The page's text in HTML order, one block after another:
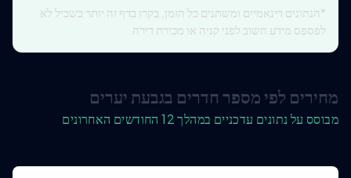
*הנתונים דינאמיים ומשתנים כל הזמן, בקרו בדף זה יותר בשביל לא
לפספס מידע חשוב לפני קניה או מכירת דירה.
מחירים לפי מספר חדרים בגבעת יערים
מבוסס על נתונים עדכניים במהלך 12 החודשים האחרונים